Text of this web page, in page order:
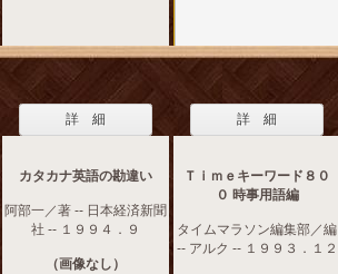
詳 細
カタカナ英語の勘違い
阿部一／著 -- 日本経済新聞
社 -- １９９４．９
（画像なし）
詳 細
Ｔｉｍｅキーワード８０
０ 時事用語編
タイムマラソン編集部／編
-- アルク -- １９９３．１２